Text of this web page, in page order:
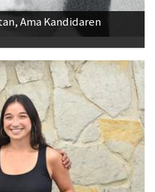
Ama Kandidaren